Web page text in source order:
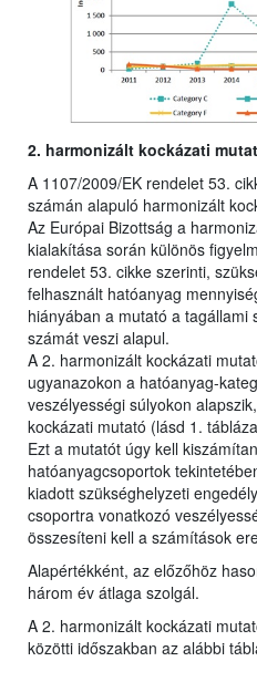
2. harmonizált kockázati
A 1107/2009/EK rendelet 53.
számán alapuló harmonizált
Az Európai Bizottság a
kialakítása során különös
rendelet 53. cikke szerinti,
felhasznált hatóanyag
hiányában a mutató a tagállami
számát veszi alapul.
A 2. harmonizált kockázati
ugyanazokon a hatóanyag-
veszélyességi súlyokon
kockázati mutató (lásd 1.
Ezt a mutatót úgy kell
hatóanyagcsoportok
kiadott szükséghelyzeti
csoportra vonatkozó
összesíteni kell a számítások
Alapértékként, az előzőhöz
három év átlaga szolgál.
A 2. harmonizált kockázati
közötti időszakban az alábbi